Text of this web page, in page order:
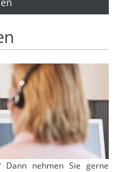
Dann nehmen Sie gerne